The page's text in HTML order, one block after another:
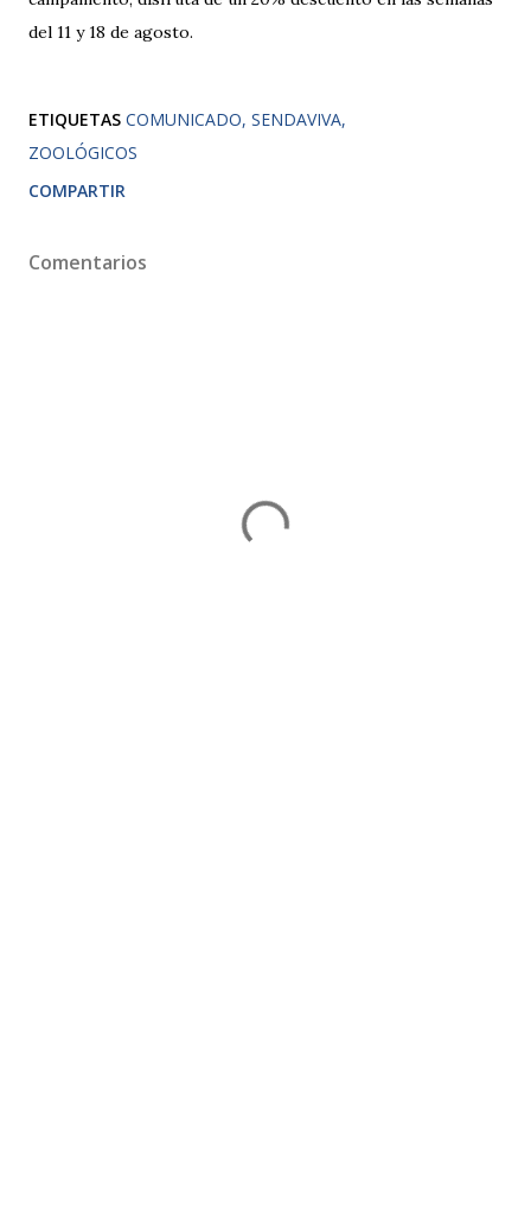
del 11 y 18 de agosto.
ETIQUETAS COMUNICADO SENDAVIVA
ZOOLÓGICOS
COMPARTIR
Comentarios